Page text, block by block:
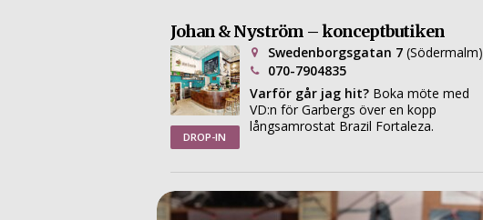
Johan & Nyström – konceptbutiken
DROP-IN
Swedenborgsgatan 7 (Södermalm)
070-7904835
Varför går jag hit? Boka möte med
VD:n för Garbergs över en kopp
långsamrostat Brazil Fortaleza.